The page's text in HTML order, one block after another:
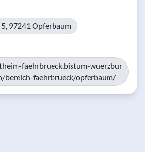
97241 Opferbaum
faehrbrueck.bistum-wuerzbur
bereich-faehrbrueck/opferbaum/